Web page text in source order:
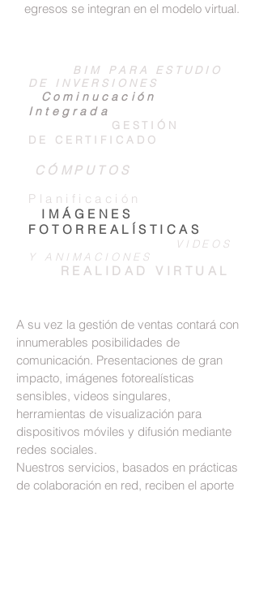
egresos se integran en el modelo virtual.
BIM PARA ESTUDIO
DE INVERSIONES
Cominucación
Integrada
GESTIÓN
DE CERTIFICADO
CÓMPUTOS
Planificación
IMÁGENES
FOTORREALÍSTICAS
VIDEOS
Y ANIMACIONES
REALIDAD VIRTUAL
A su vez la gestión de ventas contará con
innumerables posibilidades de
comunicación. Presentaciones de gran
impacto, imágenes fotorealísticas
sensibles, videos singulares,
herramientas de visualización para
dispositivos móviles y difusión mediante
redes sociales.
Nuestros servicios, basados en prácticas
de colaboración en red, reciben el aporte